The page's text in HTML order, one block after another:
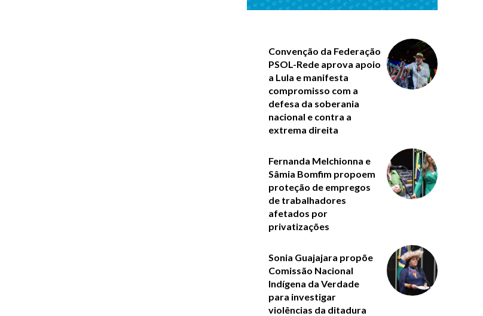
Convenção da Federação
PSOL-Rede aprova apoio
a Lula e manifesta
compromisso com a
defesa da soberania
nacional e contra a
extrema direita
Fernanda Melchionna e
Sâmia Bomfim propoem
proteção de empregos
de trabalhadores
afetados por
privatizações
Sonia Guajajara propõe
Comissão Nacional
Indígena da Verdade
para investigar
violências da ditadura